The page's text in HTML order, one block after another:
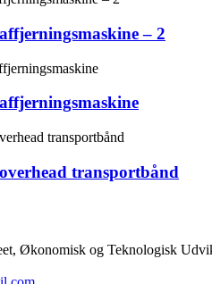
– 2
transportbånd
Økonomisk og Teknologisk